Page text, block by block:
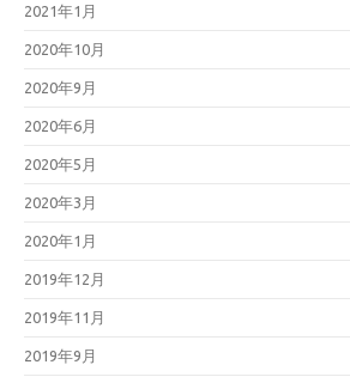
2021年1月
2020年10月
2020年9月
2020年6月
2020年5月
2020年3月
2020年1月
2019年12月
2019年11月
2019年9月